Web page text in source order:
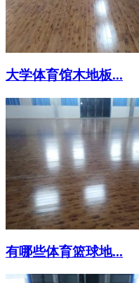
大学体育馆木地板...
有哪些体育篮球地...